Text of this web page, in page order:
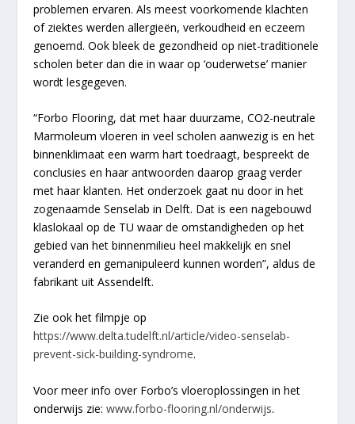
problemen ervaren. Als meest voorkomende klachten
of ziektes werden allergieën, verkoudheid en eczeem
genoemd. Ook bleek de gezondheid op niet-traditionele
scholen beter dan die in waar op ‘ouderwetse’ manier
wordt lesgegeven.
“Forbo Flooring, dat met haar duurzame, CO2-neutrale
Marmoleum vloeren in veel scholen aanwezig is en het
binnenklimaat een warm hart toedraagt, bespreekt de
conclusies en haar antwoorden daarop graag verder
met haar klanten. Het onderzoek gaat nu door in het
zogenaamde Senselab in Delft. Dat is een nagebouwd
klaslokaal op de TU waar de omstandigheden op het
gebied van het binnenmilieu heel makkelijk en snel
veranderd en gemanipuleerd kunnen worden”, aldus de
fabrikant uit Assendelft.
Zie ook het filmpje op
https://www.delta.tudelft.nl/article/video-senselab-
prevent-sick-building-syndrome.
Voor meer info over Forbo’s vloeroplossingen in het
onderwijs zie:www.forbo-flooring.nl/onderwijs.